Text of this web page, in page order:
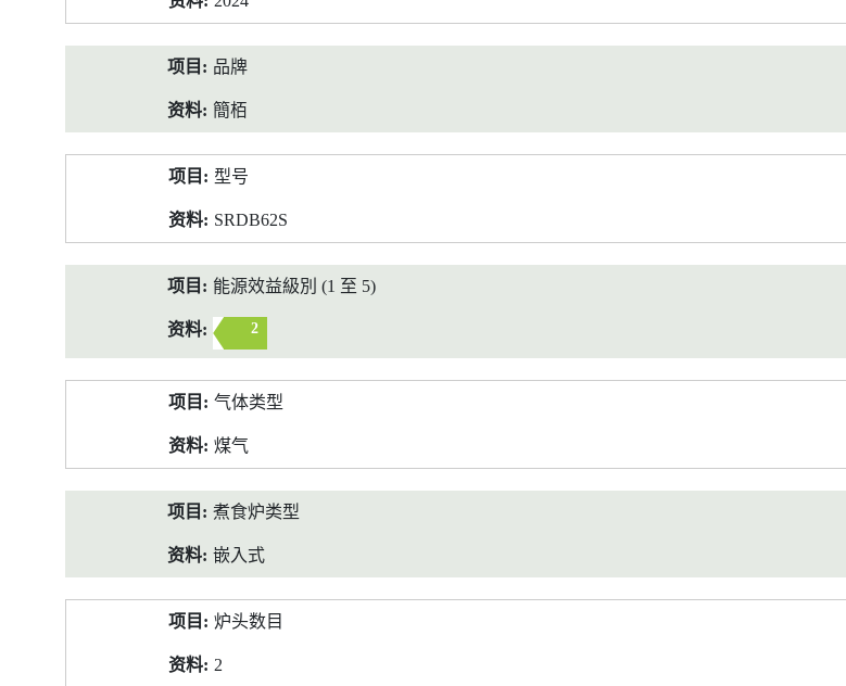
品牌
簡栢
型号
SRDB62S
能源效益級別 (1 至 5)
2
气体类型
煤气
煮食炉类型
嵌入式
炉头数目
2